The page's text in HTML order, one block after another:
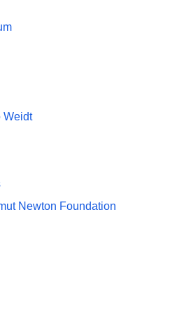
Weidt
Newton Foundation